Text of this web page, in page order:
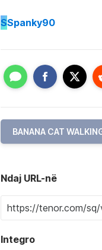
SSpanky90
BANANA CAT
Ndaj URL-në
Integro